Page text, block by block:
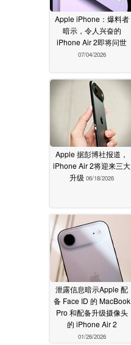
Apple iPhone：爆料者
暗示，令人兴奋的
iPhone Air 2即将问世
07/04/2026
Apple 据彭博社报道，
iPhone Air 2将迎来三大
升级 06/18/2026
泄露信息暗示Apple 配
备 Face ID 的 MacBook
Pro 和配备升级摄像头
的 iPhone Air 2
01/26/2026